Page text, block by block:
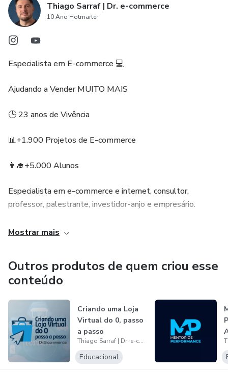
Thiago Sarraf | Dr. e-commerce
10 Ano Hotmarter
Especialista em E-commerce 💻
Ajudando a Vender MUITO MAIS
🕒 23 anos de Vivência
📊+1.900 Projetos de E-commerce
👨‍🎓+5.000 Alunos
Especialista em e-commerce e internet, consultor,
professor, palestrante, investidor-anjo e empresário.
Formado em Marketing, com especialização em
Hoje, seu foco principal é a consultoria de e-commerce, seu
esse mercado e em seus cursos de própria autoria
voltados para pessoas que querem abrir ou já possuem um
e-commerce.
Por meios destes diversos canais, seu objetivo é ajudar os
Mostrar mais
Outros produtos de quem criou esse
conteúdo
Criando uma Loja
Virtual do 0, passo
a passo
Thiago Sarraf | Dr. e-commerce
Educacional